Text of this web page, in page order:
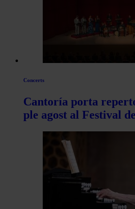
Concerts
Cantoría porta
ple agost al Festival